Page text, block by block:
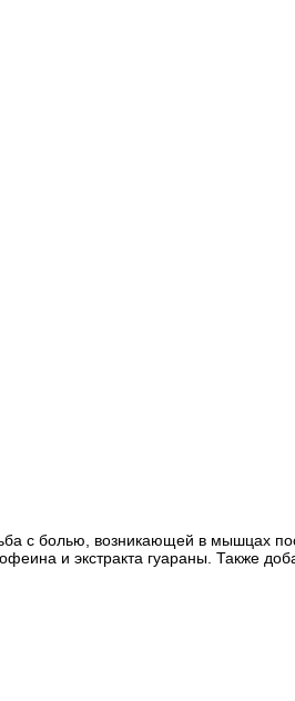
с болью, возникающей в мышцах
и экстракта гуараны. Также